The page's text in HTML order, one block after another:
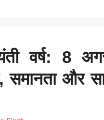
वर्ष: 8
समानता और